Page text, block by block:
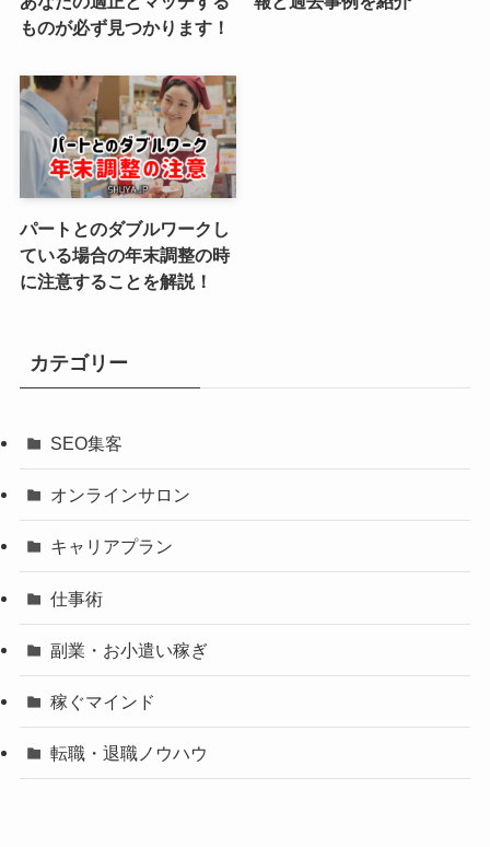
ものが必ず見つかります！
パートとのダブルワークし
ている場合の年末調整の時
に注意することを解説！
カテゴリー
SEO集客
オンラインサロン
キャリアプラン
仕事術
副業・お小遣い稼ぎ
稼ぐマインド
転職・退職ノウハウ